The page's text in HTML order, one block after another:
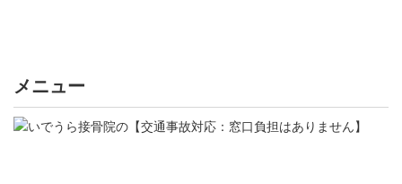
メニュー